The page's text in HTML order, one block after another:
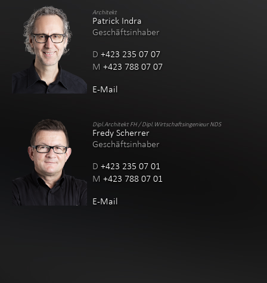
Architekt
Patrick Indra
Geschäftsinhaber
D +423 235 07 07
M +423 788 07 07
E-Mail
Dipl.Architekt FH / Dipl.Wirtschaftsingenieur NDS
Fredy Scherrer
Geschäftsinhaber
D +423 235 07 01
M +423 788 07 01
E-Mail